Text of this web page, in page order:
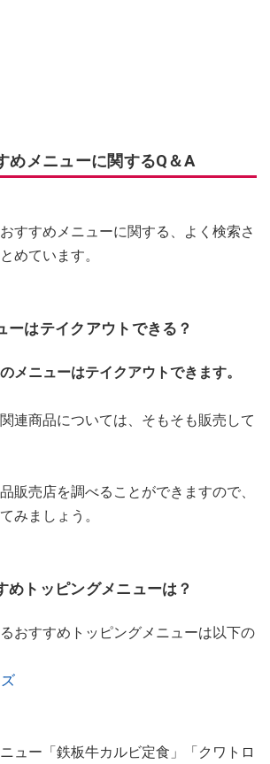
めメニューに関するQ＆A
すすめメニューに関する、よく検索さ
めています。
ーはテイクアウトできる？
メニューはテイクアウトできます。
連商品については、そもそも販売して
販売店を調べることができますので、
みましょう。
めトッピングメニューは？
おすすめトッピングメニューは以下の
ュー「鉄板牛カルビ定食」「クワトロ